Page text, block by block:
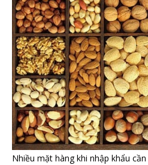
Nhiều mặt hàng khi nhập khẩu